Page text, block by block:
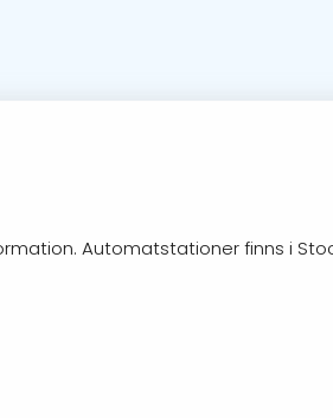
Automatstationer finns i